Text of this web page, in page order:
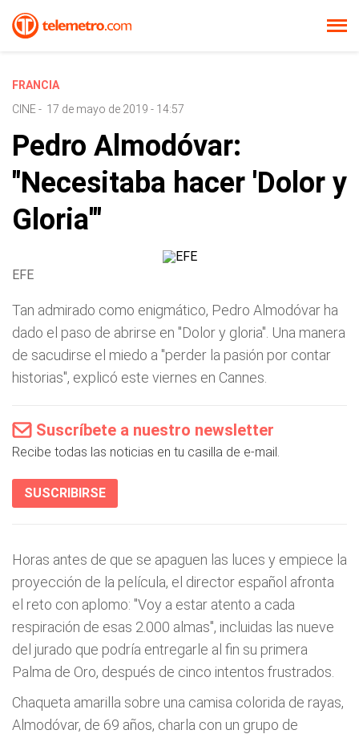
FRANCIA
CINE- 17 de mayo de 2019 - 14:57
Pedro Almodóvar:
"Necesitaba hacer 'Dolor y
Gloria'"
EFE
Tan admirado como enigmático, Pedro Almodóvar ha
dado el paso de abrirse en "Dolor y gloria". Una manera
de sacudirse el miedo a "perder la pasión por contar
historias", explicó este viernes en Cannes.
Suscríbete a nuestro newsletter
Recibe todas las noticias en tu casilla de e-mail.
SUSCRIBIRSE
Horas antes de que se apaguen las luces y empiece la
proyección de la película, el director español afronta
el reto con aplomo: "Voy a estar atento a cada
respiración de esas 2.000 almas", incluidas las nueve
del jurado que podría entregarle al fin su primera
Palma de Oro, después de cinco intentos frustrados.
Chaqueta amarilla sobre una camisa colorida de rayas,
Almodóvar, de 69 años, charla con un grupo de